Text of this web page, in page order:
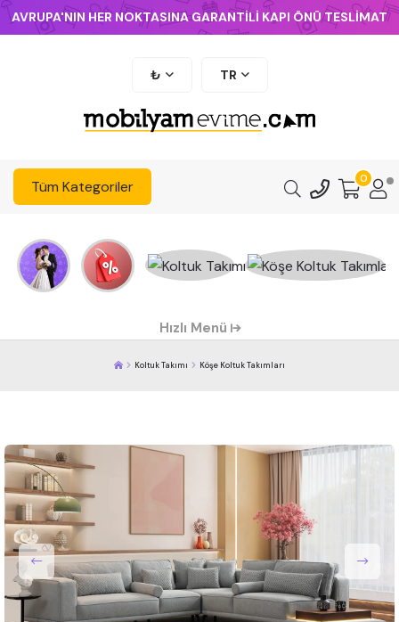
AVRUPA'NIN HER NOKTASINA GARANTİLİ KAPI ÖNÜ TESLİMAT
₺ TR
Tüm Kategoriler 0
Hızlı Menü
Koltuk Takımı Köşe Koltuk Takımları